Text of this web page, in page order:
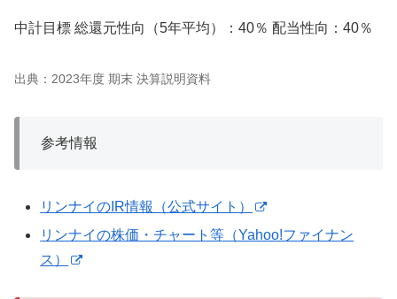
中計目標 総還元性向（5年平均）：40％ 配当性向：40％
出典：2023年度 期末 決算説明資料
参考情報
リンナイのIR情報（公式サイト）
リンナイの株価・チャート等（Yahoo!ファイナン
ス）